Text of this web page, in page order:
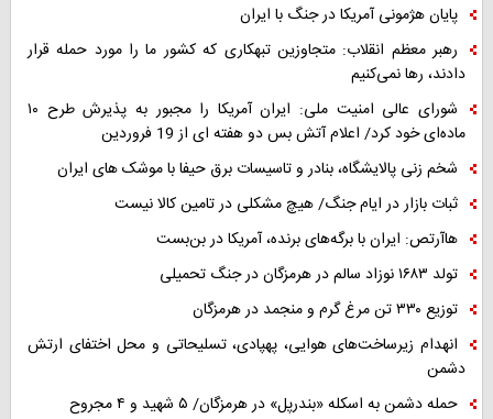
پایان هژمونی آمریکا در جنگ با ایران
رهبر معظم انقلاب: متجاوزین تبهکاری که کشور ما را مورد حمله قرار
دادند، رها نمی‌کنیم
شورای عالی امنیت ملی: ایران آمریکا را مجبور به پذیرش طرح ۱۰
ماده‌ای خود کرد/ اعلام آتش بس دو هفته ای از 19 فروردین
شخم زنی پالایشگاه، بنادر و تاسیسات برق حیفا با موشک های ایران
ثبات بازار در ایام جنگ/ هیچ مشکلی در تامین کالا نیست
هاآرتص: ایران با برگه‌های برنده، آمریکا در بن‌بست
تولد ۱۶۸۳ نوزاد سالم در هرمزگان در جنگ تحمیلی
توزیع ۳۳۰ تن مرغ گرم و منجمد در هرمزگان
انهدام زیرساخت‌های هوایی، پهپادی، تسلیحاتی و محل اختفای ارتش
دشمن
حمله دشمن به اسکله «بندرپل» در هرمزگان/ ۵ شهید و ۴ مجروح